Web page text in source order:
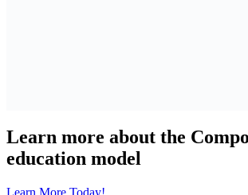
Learn more about the
education model
Learn More Today!